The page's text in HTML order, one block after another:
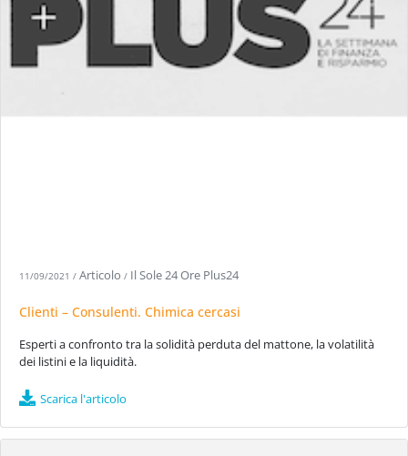
11/09/2021 / Articolo / Il Sole 24 Ore Plus24
Clienti – Consulenti. Chimica cercasi
Esperti a confronto tra la solidità perduta del mattone, la volatilità
dei listini e la liquidità.
Scarica l'articolo